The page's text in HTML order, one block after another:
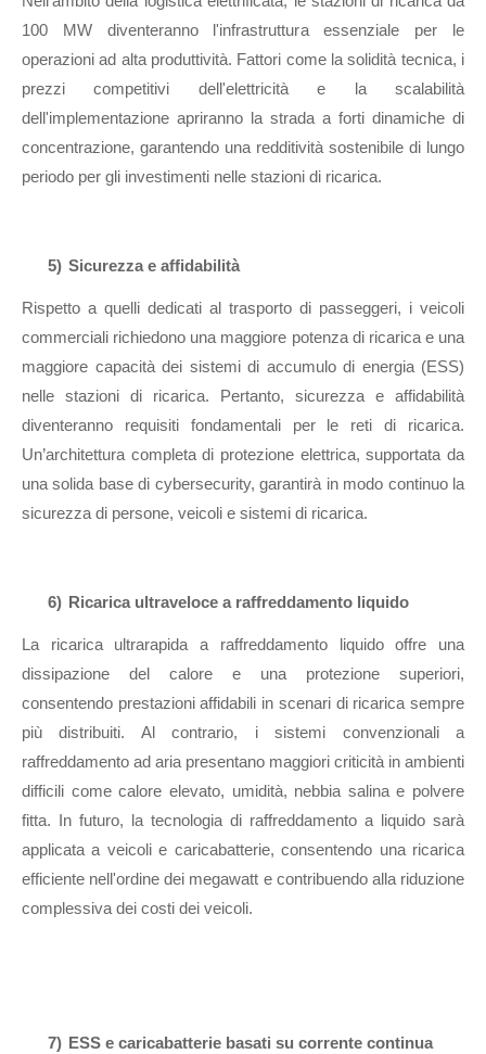
100 MW diventeranno l'infrastruttura essenziale per le
operazioni ad alta produttività. Fattori come la solidità tecnica, i
prezzi competitivi dell'elettricità e la scalabilità
dell'implementazione apriranno la strada a forti dinamiche di
concentrazione, garantendo una redditività sostenibile di lungo
periodo per gli investimenti nelle stazioni di ricarica.
5) Sicurezza e affidabilità
Rispetto a quelli dedicati al trasporto di passeggeri, i veicoli
commerciali richiedono una maggiore potenza di ricarica e una
maggiore capacità dei sistemi di accumulo di energia (ESS)
nelle stazioni di ricarica. Pertanto, sicurezza e affidabilità
diventeranno requisiti fondamentali per le reti di ricarica.
Un’architettura completa di protezione elettrica, supportata da
una solida base di cybersecurity, garantirà in modo continuo la
sicurezza di persone, veicoli e sistemi di ricarica.
6) Ricarica ultraveloce a raffreddamento liquido
La ricarica ultrarapida a raffreddamento liquido offre una
dissipazione del calore e una protezione superiori,
consentendo prestazioni affidabili in scenari di ricarica sempre
più distribuiti. Al contrario, i sistemi convenzionali a
raffreddamento ad aria presentano maggiori criticità in ambienti
difficili come calore elevato, umidità, nebbia salina e polvere
fitta. In futuro, la tecnologia di raffreddamento a liquido sarà
applicata a veicoli e caricabatterie, consentendo una ricarica
efficiente nell'ordine dei megawatt e contribuendo alla riduzione
complessiva dei costi dei veicoli.
7) ESS e caricabatterie basati su corrente continua